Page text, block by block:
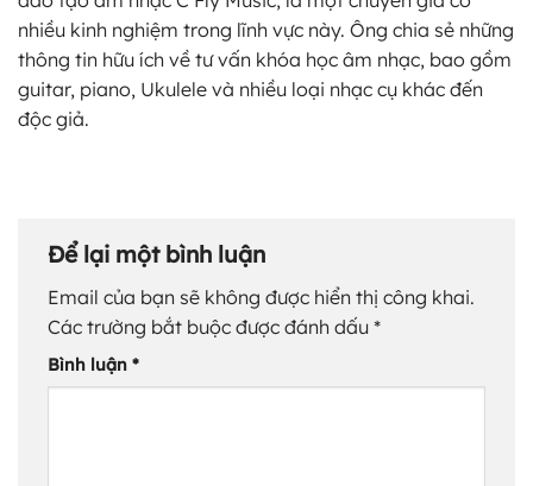
nhiều kinh nghiệm trong lĩnh vực này. Ông chia sẻ những
thông tin hữu ích về tư vấn khóa học âm nhạc, bao gồm
guitar, piano, Ukulele và nhiều loại nhạc cụ khác đến
độc giả.
Để lại một bình luận
Email của bạn sẽ không được hiển thị công khai.
Các trường bắt buộc được đánh dấu *
Bình luận *